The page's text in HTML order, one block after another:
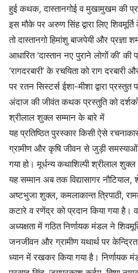
हुई कथक, दास्तानगोई व मुखामुखम की
इस मौके पर अरुण सिंह द्वारा लिए
तो दास्तानगो हिमांशु बाजपेयी और
आधारित ‘दास्तान नए पुराने लोगों की’
‘रागदरबारी’ के रचयिता को राग
पर रतन सिस्टर्स ईशा-मीशा द्वारा
अंदाज की जीवंत कथक प्रस्तुति को
श्रीलाल शुक्ल सम्मान के बारे में
यह प्रतिष्ठित पुरस्कार किसी ऐसे
ग्रामीण और कृषि जीवन से जुड़ी
गया हो। मूर्धन्य कथाशिल्पी श्रीलाल
यह सम्मान अब तक विद्यासागर
अष्टभुजा शुक्ल, कमलाकान्त त्रिपाठी,
कटारे व रणेंद्र को प्रदान किया गया है।
अध्यक्षता में गठित निर्णायक मंडल ने
जनजीवन और ग्रामीण यथार्थ पर
ध्यान में रखकर किया गया है।